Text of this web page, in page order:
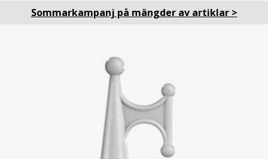
Sommarkampanj på mängder av artiklar >